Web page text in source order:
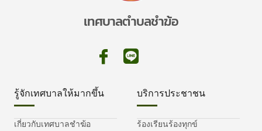
เทศบาลตำบลชำฆ้อ
รู้จักเทศบาลให้มากขึ้น
เกี่ยวกับเทศบาลชำฆ้อ
บริการประชาชน
ร้องเรียนร้องทุกข์